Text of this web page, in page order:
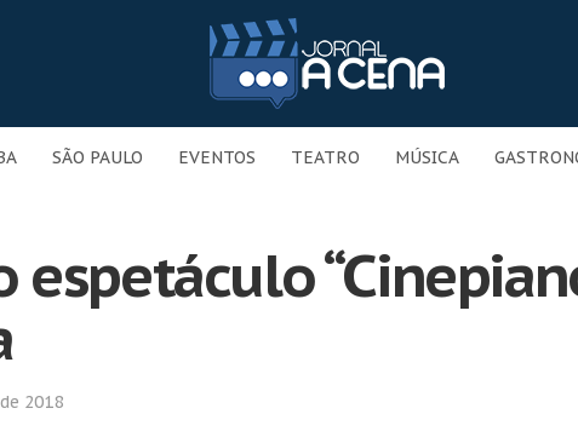
SÃO PAULO EVENTOS TEATRO MÚSICA
espetáculo
2018